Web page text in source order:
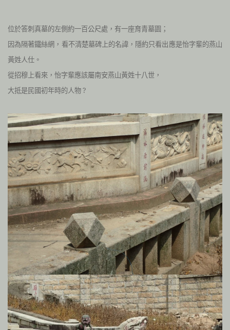
位於答刺真墓的左側約一百公尺處，有一座育青墓園；
因為隔著鐵絲網，看不清楚墓碑上的名諱，隱約只看出應是怡字輩的燕山
黃姓人仕。
從招穆上看來，怡字輩應該屬南安燕山黃姓十八世，
大抵是民國初年時的人物 ?